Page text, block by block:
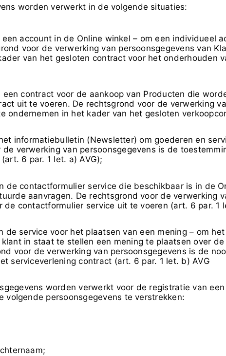
worden verwerkt in de volgende situaties:
account in de Online winkel – om een individueel
voor de verwerking van persoonsgegevens van
van het gesloten contract voor het onderhouden
contract voor de aankoop van Producten die
uit te voeren. De rechtsgrond voor de verwerking
ondernemen in het kader van het gesloten
informatiebulletin (Newsletter) om goederen en
de verwerking van persoonsgegevens is de
6 par. 1 let. a) AVG);
contactformulier service die beschikbaar is in de
aanvragen. De rechtsgrond voor de verwerking
de contactformulier service uit te voeren (art. 6 par. 1
service voor het plaatsen van een mening – om
in staat te stellen een mening te plaatsen over
voor de verwerking van persoonsgegevens is de
serviceverlening contract (art. 6 par. 1 let. b) AVG
worden verwerkt voor de registratie van
volgende persoonsgegevens te verstrekken: